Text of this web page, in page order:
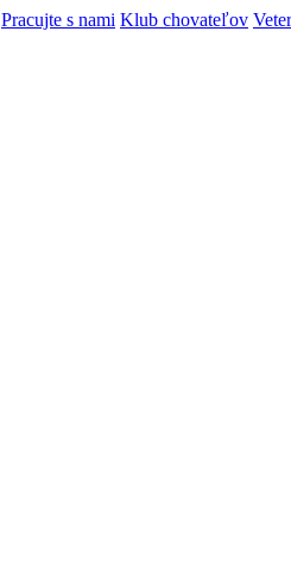
Pracujte s nami Klub chovateľov